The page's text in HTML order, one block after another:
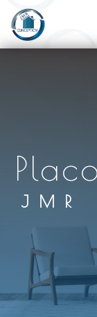
Panneau de